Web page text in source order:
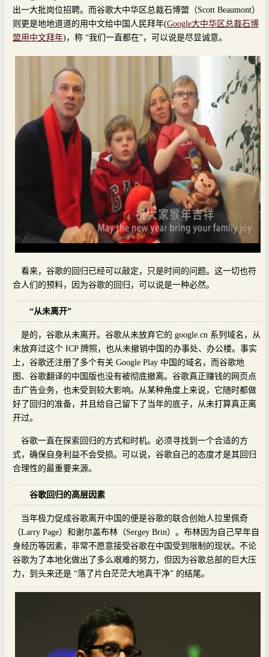
出一大批岗位招聘。而谷歌大中华区总裁石博盟（Scott Beaumont）
则更是地地道道的用中文给中国人民拜年(Google大中华区总裁石博
盟用中文拜年)，称 “我们一直都在”，可以说是尽显诚意。
看来，谷歌的回归已经可以敲定，只是时间的问题。这一切也符
合人们的预料，因为谷歌的回归，可以说是一种必然。
“从未离开”
是的，谷歌从未离开。谷歌从未放弃它的 google.cn 系列域名，从
未放弃过这个 ICP 牌照，也从未撤销中国的办事处、办公楼。事实
上，谷歌还注册了多个有关 Google Play 中国的域名，而谷歌地
图、谷歌翻译的中国版也没有被彻底撤离。谷歌真正赚钱的网页点
击广告业务，也未受到较大影响。从某种角度上来说，它随时都做
好了回归的准备，并且给自己留下了当年的底子，从未打算真正离
开过。
谷歌一直在探索回归的方式和时机。必须寻找到一个合适的方
式，确保自身利益不会受损。可以说，谷歌自己的态度才是其回归
合理性的最重要来源。
谷歌回归的高层因素
当年极力促成谷歌离开中国的便是谷歌的联合创始人拉里佩奇
（Larry Page）和谢尔盖布林（Sergey Brin）。布林因为自己早年自
身经历等因素，非常不愿意接受谷歌在中国受到限制的现状。不论
谷歌为了本地化做出了多么艰难的努力，但因为谷歌总部的巨大压
力，到头来还是 “落了片白茫茫大地真干净” 的结尾。